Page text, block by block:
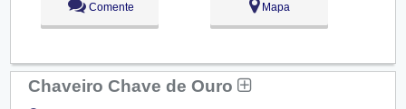
Comente Mapa
Chaveiro Chave de Ouro